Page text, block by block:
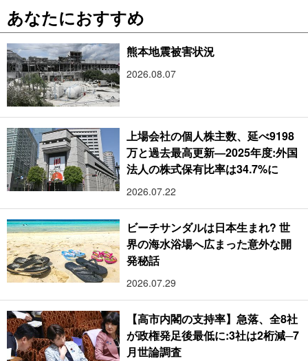
あなたにおすすめ
熊本地震被害状況
2026.08.07
上場会社の個人株主数、延べ9198
万と過去最高更新―2025年度:外国
法人の株式保有比率は34.7%に
2026.07.22
ビーチサンダルは日本生まれ? 世
界の海水浴場へ広まった意外な開
発秘話
2026.07.29
【高市内閣の支持率】急落、全8社
が政権発足後最低に:3社は2桁減─7
月世論調査